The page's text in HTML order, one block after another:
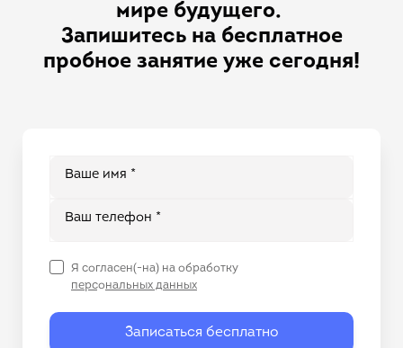
мире будущего.
Запишитесь на бесплатное
пробное занятие уже сегодня!
Ваше имя *
Ваш телефон *
Записаться бесплатно
Я согласен(-на) на обработку
персональных данных